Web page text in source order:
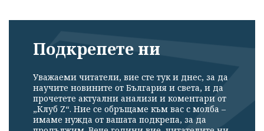
Подкрепете ни
Уважаеми читатели, вие сте тук и днес, за да
научите новините от България и света, и да
прочетете актуални анализи и коментари от
„Клуб Z“. Ние се обръщаме към вас с молба –
имаме нужда от вашата подкрепа, за да